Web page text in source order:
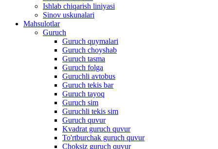
Ishlab chiqarish liniyasi
Sinov uskunalari
Mahsulotlar
Guruch
Guruch quymalari
Guruch choyshab
Guruch tasma
Guruch folga
Guruchli avtobus
Guruch tekis bar
Guruch tayoq
Guruch sim
Guruchli tekis sim
Guruch quvur
Kvadrat guruch quvur
To'rtburchak guruch quvur
Choksiz guruch quvur